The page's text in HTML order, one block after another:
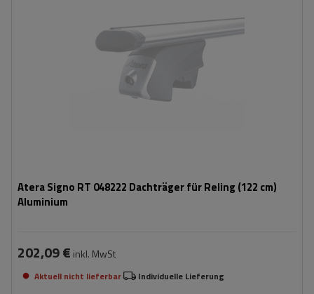
Atera Signo RT 048222 Dachträger für Reling (122 cm)
Aluminium
202,09 € inkl. MwSt
Aktuell nicht lieferbar Individuelle Lieferung